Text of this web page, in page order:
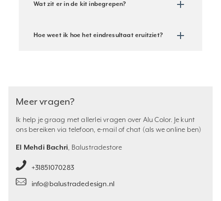
Wat zit er in de kit inbegrepen?
Hoe weet ik hoe het eindresultaat eruitziet?
Meer vragen?
Ik help je graag met allerlei vragen over Alu Color. Je kunt
ons bereiken via telefoon, e-mail of chat (als we online ben)
El Mehdi Bachri , Balustradestore
+31851070283
info@balustradedesign.nl